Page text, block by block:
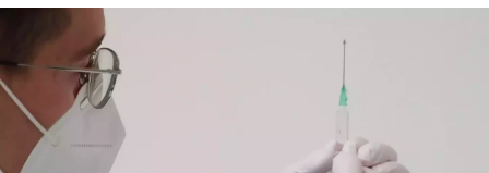
KULTURA
SPOLEČNOST
SPORT